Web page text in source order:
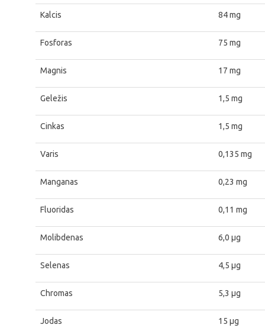
Kalcis 84 mg
Fosforas 75 mg
Magnis 17 mg
Geležis 1,5 mg
Cinkas 1,5 mg
Varis 0,135 mg
Manganas 0,23 mg
Fluoridas 0,11 mg
Molibdenas 6,0 μg
Selenas 4,5 μg
Chromas 5,3 μg
Jodas 15 μg